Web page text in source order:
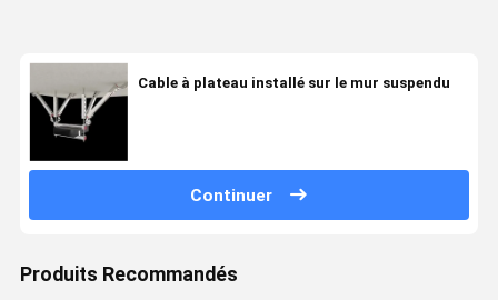
Cable à plateau installé sur le mur suspendu
Continuer
Produits Recommandés